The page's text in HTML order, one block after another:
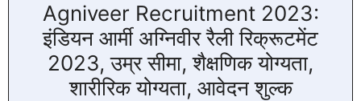
Agniveer Recruitment 2023:
इंडियन आर्मी अग्निवीर रैली रिक्रूटमेंट
2023, उम्र सीमा, शैक्षणिक योग्यता,
शारीरिक योग्यता, आवेदन शुल्क